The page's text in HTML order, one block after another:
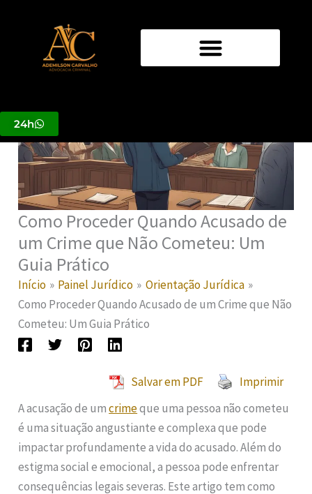
conteúdo
24h
Como Proceder Quando Acusado de
um Crime que Não Cometeu: Um
Guia Prático
Início Painel Jurídico
Orientação Jurídica
Como Proceder Quando Acusado de um Crime que Não
Cometeu: Um Guia Prático
Salvar em PDF
Imprimir
A acusação de umcrimeque uma pessoa não cometeu
é uma situação angustiante e complexa que pode
impactar profundamente a vida do acusado. Além do
estigma social e emocional, a pessoa pode enfrentar
consequências legais severas. Este artigo tem como